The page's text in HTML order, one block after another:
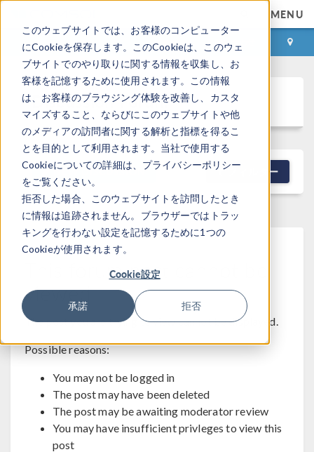
このウェブサイトでは、お客様のコンピューター
にCookieを保存します。このCookieは、このウェ
ブサイトでのやり取りに関する情報を収集し、お
客様を記憶するために使用されます。この情報
は、お客様のブラウジング体験を改善し、カスタ
マイズすること、ならびにこのウェブサイトや他
のメディアの訪問者に関する解析と指標を得るこ
とを目的として利用されます。当社で使用する
Cookieについての詳細は、プライバシーポリシー
をご覧ください。
拒否した場合、このウェブサイトを訪問したとき
に情報は追跡されません。ブラウザーではトラッ
キングを行わない設定を記憶するために1つの
Cookieが使用されます。
Cookie設定
承諾 拒否
MENU
ログイン お問い合わせ
Discussion Forum
NEW DISCUSSION フィルター
This forum post cannot be
viewed
The post you are trying to view cannot be displayed.
Possible reasons:
You may not be logged in
The post may have been deleted
The post may be awaiting moderator review
You may have insufficient privleges to view this
post